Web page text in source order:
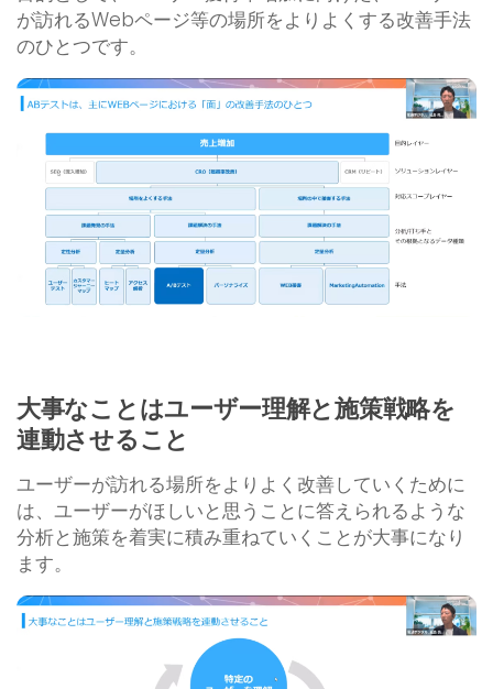
が訪れるWebページ等の場所をよりよくする改善手法
のひとつです。
大事なことはユーザー理解と施策戦略を
連動させること
ユーザーが訪れる場所をよりよく改善していくために
は、ユーザーがほしいと思うことに答えられるような
分析と施策を着実に積み重ねていくことが大事になり
ます。